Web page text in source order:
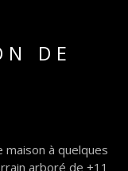
DE
maison à quelques
arboré de +11